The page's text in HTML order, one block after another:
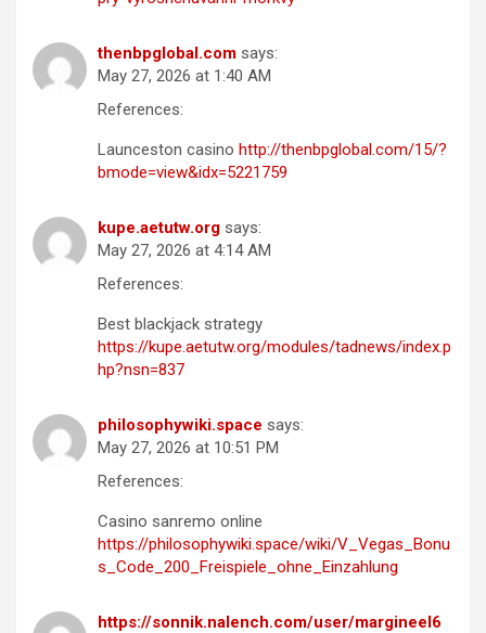
thenbpglobal.com says:
May 27, 2026 at 1:40 AM
References:
Launceston casino http://thenbpglobal.com/15/?
bmode=view&idx=5221759
kupe.aetutw.org says:
May 27, 2026 at 4:14 AM
References:
Best blackjack strategy
https://kupe.aetutw.org/modules/tadnews/index.p
hp?nsn=837
philosophywiki.space says:
May 27, 2026 at 10:51 PM
References:
Casino sanremo online
https://philosophywiki.space/wiki/V_Vegas_Bonu
s_Code_200_Freispiele_ohne_Einzahlung
https://sonnik.nalench.com/user/margineel6